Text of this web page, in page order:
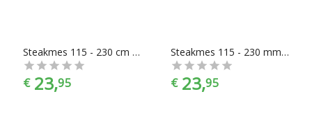
Steakmes 115 - 230 cm Chuletero donkerbruin
€ 23,95
Steakmes 115 - 230 mm Chuletero lichtbruin
€ 23,95